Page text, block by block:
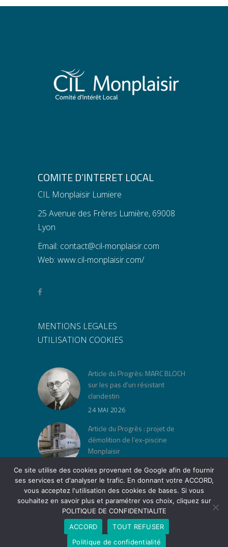
COMITE D’INTERET LOCAL
CIL Monplaisir Lumiere
25 Avenue des Frères Lumière, 69008
Lyon
Email: contact@cil-monplaisir.com
Web: www.cil-monplaisir.com/
MENTIONS LEGALES
UTILISATION COOKIES
Article du Progrès: MARC BLOCH
sur les pas d’un résistant
clandestin
24 MAI 2026
Article du Progrès : projet de
démolition de l’ex-piscine
Monplaisir
« Jeu de lois » à la Cité Musée
Tony Garnier
12 AVRIL 2026
Ce site utilise des cookies provenant de Google afin de fournir
ses services et d'analyser le trafic. En donnant votre ACCORD,
vous acceptez l'utilisation des cookies de bases. Si vous
souhaitez en savoir plus et paramétrer vos choix, cliquez sur
POLITIQUE DE CONFIDENTIALITE
ACCORD
TOUT REFUSER
Politique de confidentialité